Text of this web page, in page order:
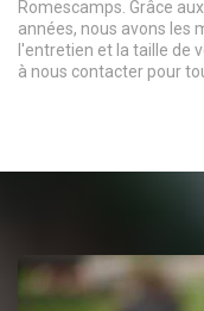
Romescamps. Grâce
années, nous avons les
l'entretien et la taille de
à nous contacter pour